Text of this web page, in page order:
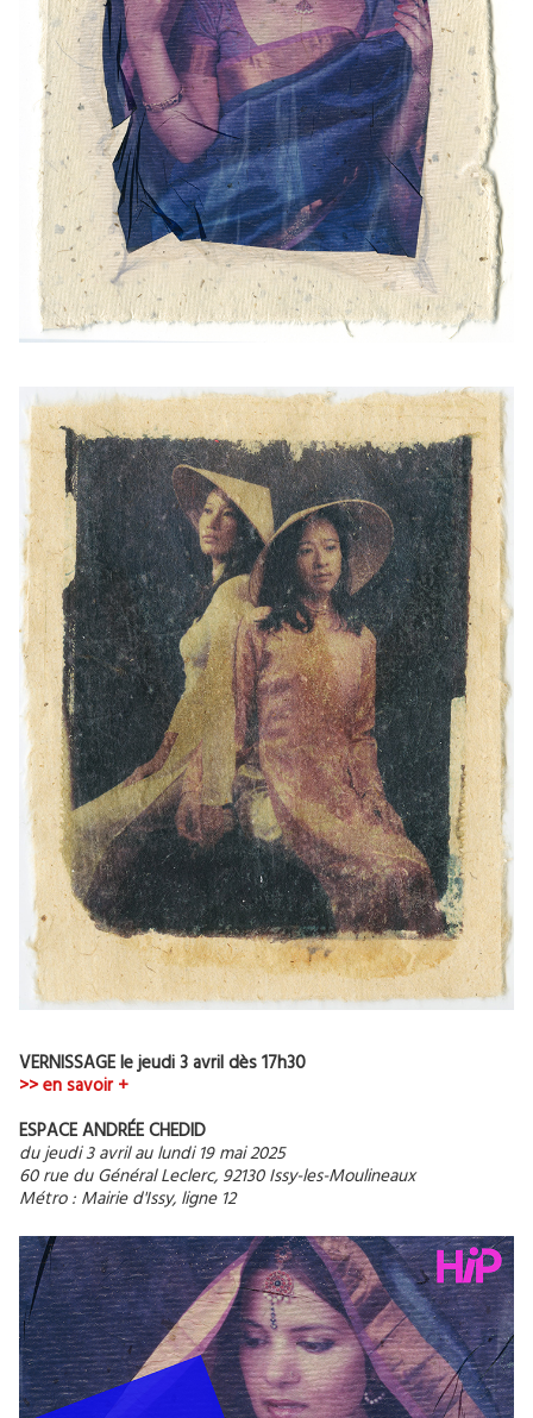
VERNISSAGE le jeudi 3 avril dès 17h30
>> en savoir +
ESPACE ANDRÉE CHEDID
du jeudi 3 avril au lundi 19 mai 2025
60 rue du Général Leclerc, 92130 Issy-les-Moulineaux
Métro : Mairie d'Issy, ligne 12